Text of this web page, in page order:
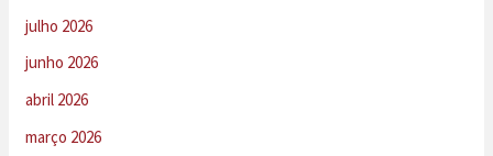
julho 2026
junho 2026
abril 2026
março 2026